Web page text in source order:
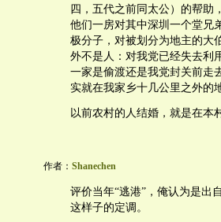
四，五代之前同太公）的帮助
他们一房对其中深圳一个堂兄
极分子，对被划分为地主的大
外不是人：对我党已经失去利
一家是偷渡还是我党封关前走
实就在我家乡十几公里之外的
以前农村的人结婚，就是在本
作者： Shanechen
评价当年“逃港”，俺认为是出
这样子的定调。